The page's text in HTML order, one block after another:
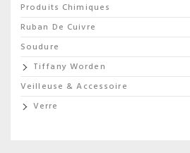
Produits Chimiques
Ruban De Cuivre
Soudure
Tiffany Worden
Veilleuse & Accessoire
Verre